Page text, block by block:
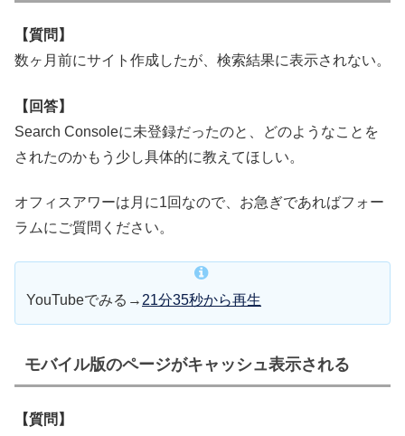
【質問】
数ヶ月前にサイト作成したが、検索結果に表示されない。
【回答】
Search Consoleに未登録だったのと、どのようなことを
されたのかもう少し具体的に教えてほしい。
オフィスアワーは月に1回なので、お急ぎであればフォー
ラムにご質問ください。
YouTubeでみる→ 21分35秒から再生
モバイル版のページがキャッシュ表示される
【質問】